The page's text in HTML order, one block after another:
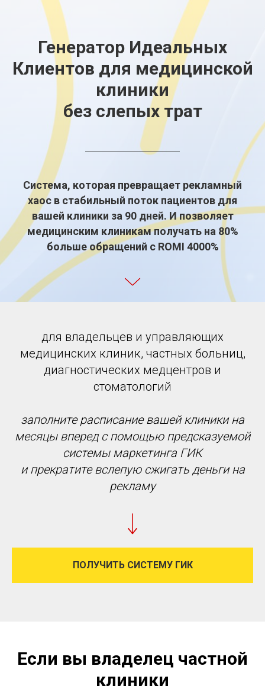
Генератор Идеальных
Клиентов для медицинской
клиники
без слепых трат
Система, которая превращает рекламный
хаос в стабильный поток пациентов для
вашей клиники за 90 дней. И позволяет
медицинским клиникам получать на 80%
больше обращений с ROMI 4000%
для владельцев и управляющих
медицинских клиник, частных больниц,
диагностических медцентров и
стоматологий
заполните расписание вашей клиники на
месяцы вперед с помощью предсказуемой
системы маркетинга ГИК
и прекратите вслепую сжигать деньги на
рекламу
ПОЛУЧИТЬ СИСТЕМУ ГИК
Если вы владелец частной
клиники